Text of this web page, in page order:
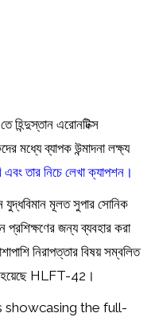
এরোনটিক্স
মধ্যে ব্যাপক উন্মাদনা লক্ষ্য
এবং তার নিচে লেখা ক্যাপশন।
মূলত সুপার সোনিক
প্রশিক্ষণের জন্য ব্যবহার করা
নিরাপত্তার বিষয় সম্বলিত
হয়েছে HLFT-42।
showcasing the full-